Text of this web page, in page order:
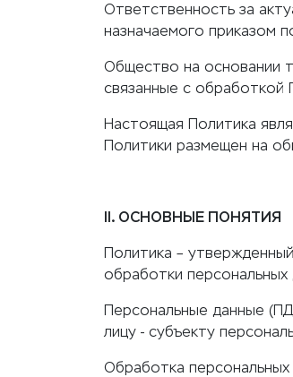
Ответственность за
назначаемого приказом
Общество на основании
связанные с обработкой
Настоящая Политика
Политики размещен на
II. ОСНОВНЫЕ ПОНЯТИЯ
Политика –
обработки
Персональные данные
лицу - субъекту
Обработка